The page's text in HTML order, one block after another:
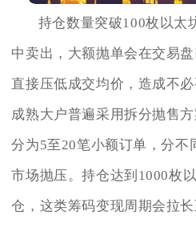
持仓数量突破100枚以太
中卖出，大额抛单会在交易
直接压低成交均价，造成不
成熟大户普遍采用拆分抛售
分为5至20笔小额订单，分不
市场抛压。持仓达到1000枚
仓，这类筹码变现周期会拉